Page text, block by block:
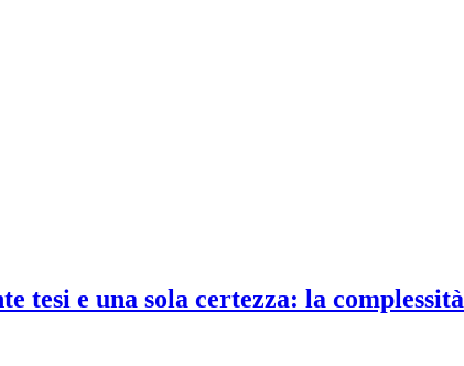
tesi e una sola certezza: la complessità